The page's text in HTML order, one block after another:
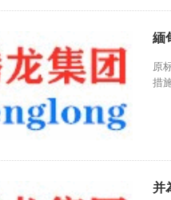
緬
原
措
并